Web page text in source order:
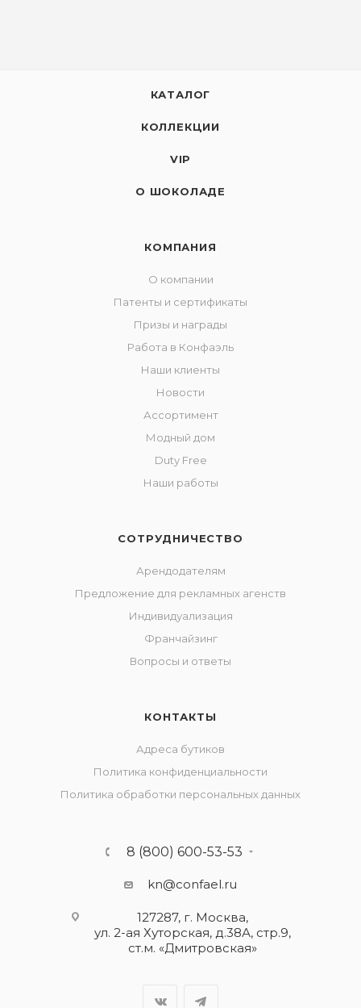
КАТАЛОГ
КОЛЛЕКЦИИ
VIP
О ШОКОЛАДЕ
КОМПАНИЯ
О компании
Патенты и сертификаты
Призы и награды
Работа в Конфаэль
Наши клиенты
Новости
Ассортимент
Модный дом
Duty Free
Наши работы
СОТРУДНИЧЕСТВО
Арендодателям
Предложение для рекламных агенств
Индивидуализация
Франчайзинг
Вопросы и ответы
КОНТАКТЫ
Адреса бутиков
Политика конфиденциальности
Политика обработки персональных данных
8 (800) 600-53-53
kn@confael.ru
127287, г. Москва,
ул. 2-ая Хуторская, д.38А, стр.9,
ст.м. «Дмитровская»